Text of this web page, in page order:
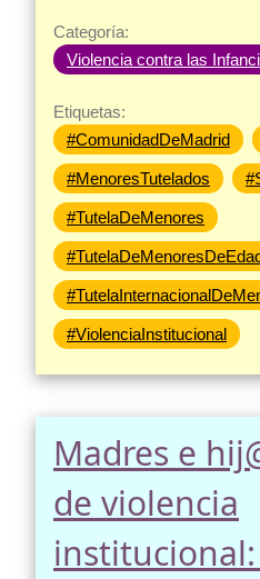
Categoría:
Violencia contra las
Etiquetas:
#ComunidadDeMadrid
#MenoresTutelados
#TutelaDeMenores
#ViolenciaInstitucional
Madres e
de violencia